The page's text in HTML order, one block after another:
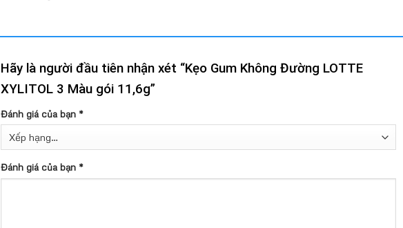
Hãy là người đầu tiên nhận xét “Kẹo Gum Không Đường LOTTE
XYLITOL 3 Màu gói 11,6g”
Đánh giá của bạn *
Đánh giá của bạn *